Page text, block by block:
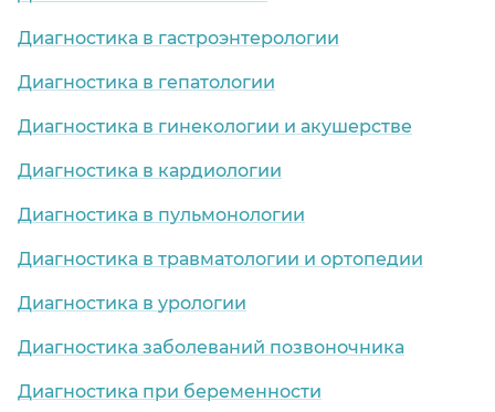
Диагностика в гастроэнтерологии
Диагностика в гепатологии
Диагностика в гинекологии и акушерстве
Диагностика в кардиологии
Диагностика в пульмонологии
Диагностика в травматологии и ортопедии
Диагностика в урологии
Диагностика заболеваний позвоночника
Диагностика при беременности